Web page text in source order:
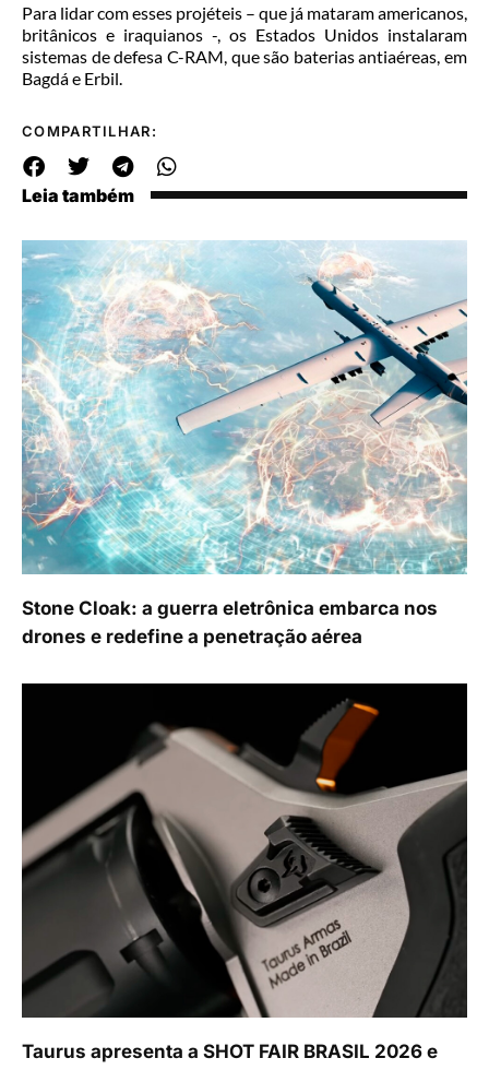
Para lidar com esses projéteis – que já mataram americanos,
britânicos e iraquianos -, os Estados Unidos instalaram
sistemas de defesa C-RAM, que são baterias antiaéreas, em
Bagdá e Erbil.
COMPARTILHAR:
Leia também
Stone Cloak: a guerra eletrônica embarca nos
drones e redefine a penetração aérea
Taurus apresenta a SHOT FAIR BRASIL 2026 e